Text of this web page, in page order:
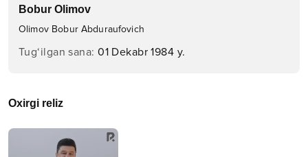
Bobur Olimov
Olimov Bobur Abduraufovich
Tug‘ilgan sana:01 Dekabr 1984 y.
Oxirgi reliz